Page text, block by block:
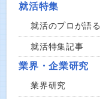
就活特集
就活のプロが語る
就活特集記事
業界・企業研究
業界研究